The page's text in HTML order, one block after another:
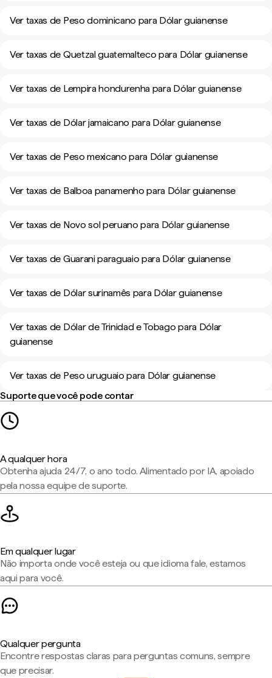
Ver taxas de Peso dominicano para Dólar guianense
Ver taxas de Quetzal guatemalteco para Dólar guianense
Ver taxas de Lempira hondurenha para Dólar guianense
Ver taxas de Dólar jamaicano para Dólar guianense
Ver taxas de Peso mexicano para Dólar guianense
Ver taxas de Balboa panamenho para Dólar guianense
Ver taxas de Novo sol peruano para Dólar guianense
Ver taxas de Guarani paraguaio para Dólar guianense
Ver taxas de Dólar surinamês para Dólar guianense
Ver taxas de Dólar de Trinidad e Tobago para Dólar
guianense
Ver taxas de Peso uruguaio para Dólar guianense
Suporte que você pode contar
A qualquer hora
Obtenha ajuda 24/7, o ano todo. Alimentado por IA, apoiado
pela nossa equipe de suporte.
Em qualquer lugar
Não importa onde você esteja ou que idioma fale, estamos
aqui para você.
Qualquer pergunta
Encontre respostas claras para perguntas comuns, sempre
que precisar.